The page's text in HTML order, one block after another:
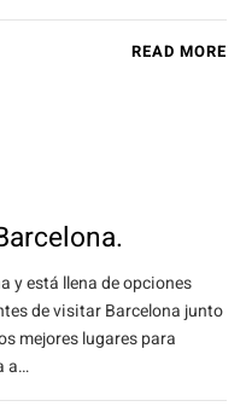
READ MORE
y está llena de opciones
de visitar Barcelona junto
mejores lugares para
a…